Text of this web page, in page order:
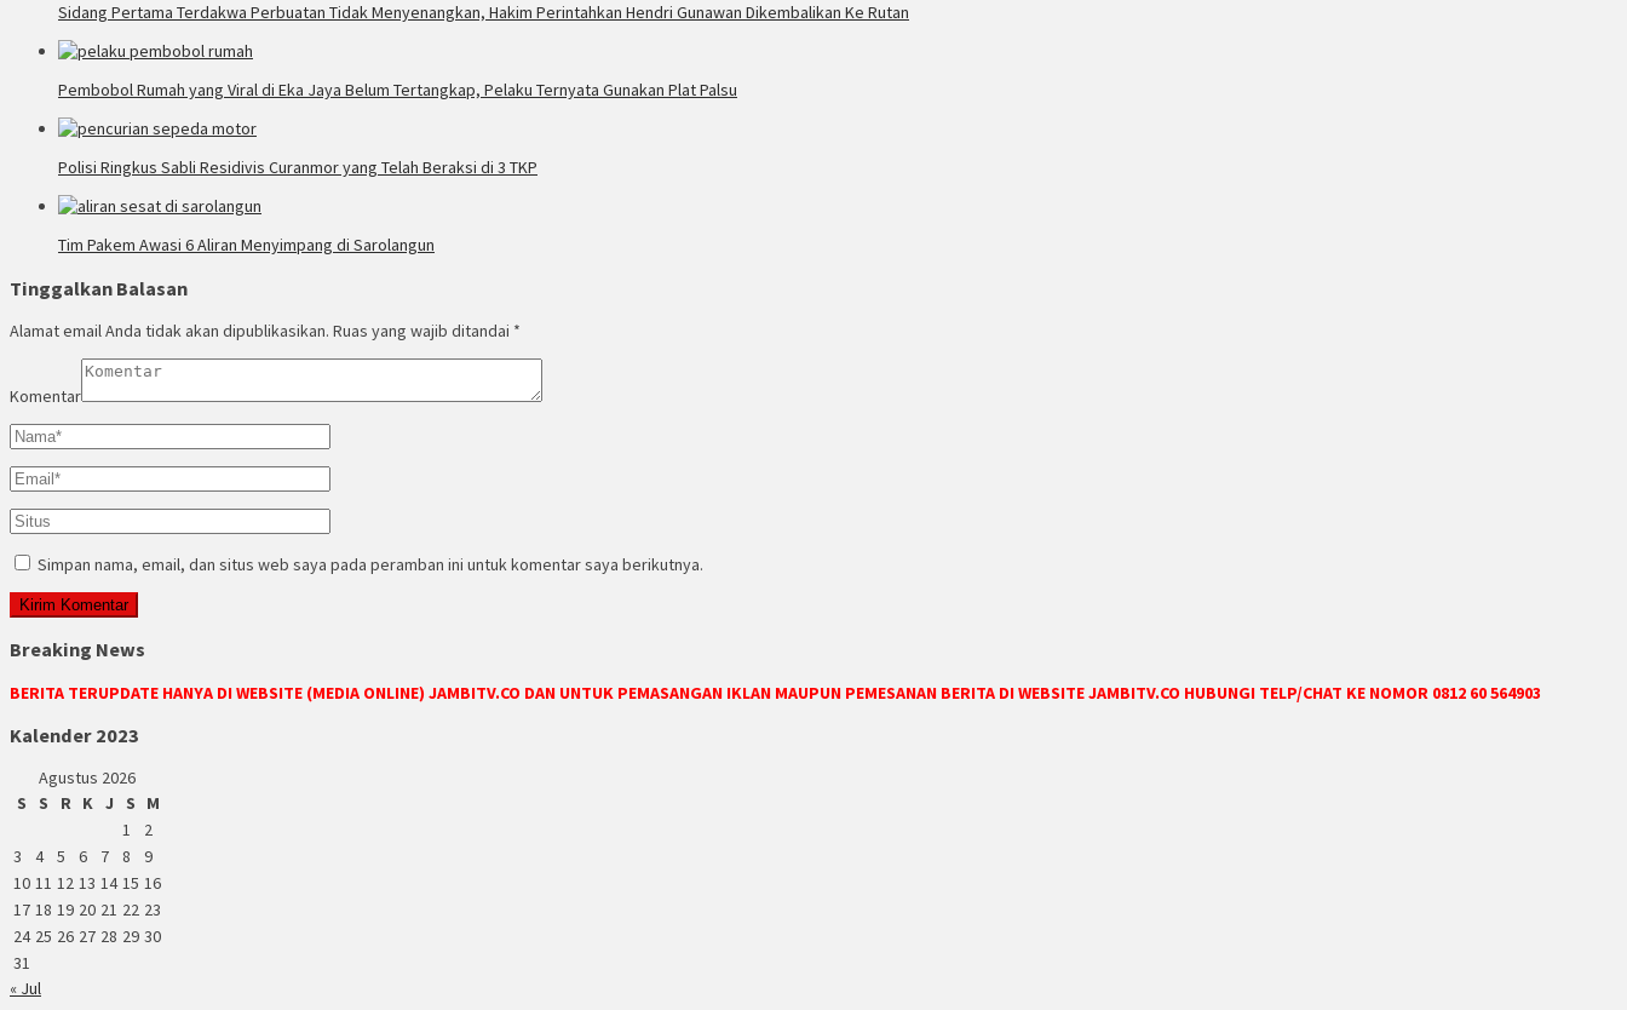
Sidang Pertama Terdakwa Perbuatan Tidak Menyenangkan, Hakim Perintahkan Hendri Gunawan Dikembalikan Ke Rutan
Pembobol Rumah yang Viral di Eka Jaya Belum Tertangkap, Pelaku Ternyata Gunakan Plat Palsu
Polisi Ringkus Sabli Residivis Curanmor yang Telah Beraksi di 3 TKP
Tim Pakem Awasi 6 Aliran Menyimpang di Sarolangun
Tinggalkan Balasan
Alamat email Anda tidak akan dipublikasikan. Ruas yang wajib ditandai *
Komentar
Simpan nama, email, dan situs web saya pada peramban ini untuk komentar saya berikutnya.
Breaking News
BERITA TERUPDATE HANYA DI WEBSITE (MEDIA ONLINE) JAMBITV.CO DAN UNTUK PEMASANGAN IKLAN MAUPUN PEMESANAN BERITA DI WEBSITE JAMBITV.CO HUBUNGI TELP/CHAT KE NOMOR 0812 60 564903
Kalender 2023
Agustus 2026
S
S R K J S
M
1
2
3
4 5 6 7 8
9
10 11 12 13 14 15 16
17 18 19 20 21 22 23
24 25 26 27 28 29 30
31
« Jul